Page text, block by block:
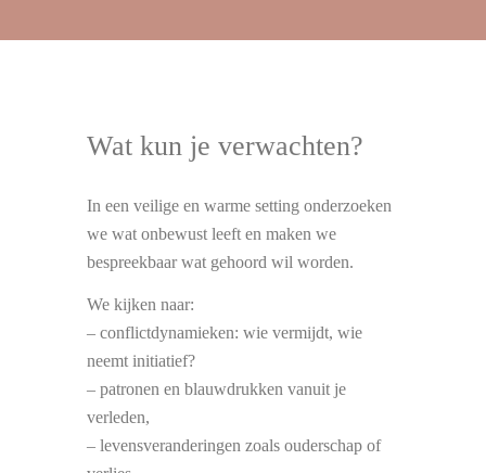
Wat kun je verwachten?
In een veilige en warme setting onderzoeken
we wat onbewust leeft en maken we
bespreekbaar wat gehoord wil worden.
We kijken naar:
– conflictdynamieken: wie vermijdt, wie
neemt initiatief?
– patronen en blauwdrukken vanuit je
verleden,
– levensveranderingen zoals ouderschap of